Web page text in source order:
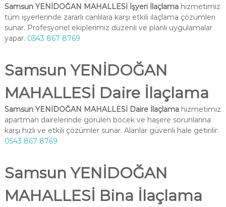
Samsun YENİDOĞAN MAHALLESİ İşyeri İlaçlamahizmetimiz
tüm işyerlerinde zararlı canlılara karşı etkili ilaçlama çözümleri
sunar. Profesyonel ekiplerimiz düzenli ve planlı uygulamalar
yapar. 0543 867 8769
Samsun YENİDOĞAN
MAHALLESİ Daire İlaçlama
Samsun YENİDOĞAN MAHALLESİ Daire İlaçlamahizmetimiz
apartman dairelerinde görülen böcek ve haşere sorunlarına
karşı hızlı ve etkili çözümler sunar. Alanlar güvenli hale getirilir.
0543 867 8769
Samsun YENİDOĞAN
MAHALLESİ Bina İlaçlama